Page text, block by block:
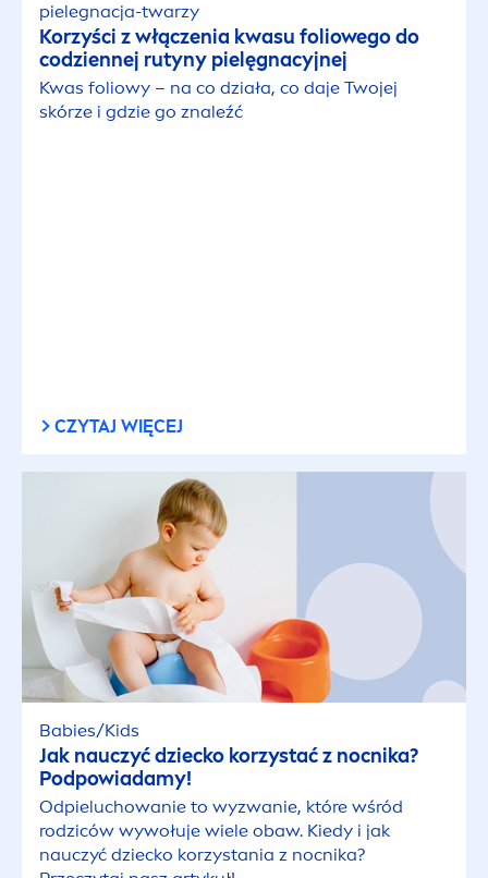
Pomadki do ust
Wody toaletowe
Tutorial
RODZAJ CERY
Bardzo sucha skóra
Przetłuszczająca się skóra głowy
Skóra dojrzała
Skóra dziecka
pielegnacja-twarzy
Korzyści z włączenia kwasu foliowego do
codziennej rutyny pielęgnacyjnej
Kwas foliowy – na co działa, co daje Twojej
skórze i gdzie go znaleźć
CZYTAJ WIĘCEJ
Babies/Kids
Jak nauczyć dziecko korzystać z nocnika?
Podpowiadamy!
Odpieluchowanie to wyzwanie, które wśród
rodziców wywołuje wiele obaw. Kiedy i jak
nauczyć dziecko korzystania z nocnika?